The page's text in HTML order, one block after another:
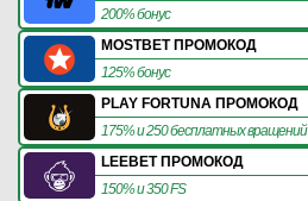
200% бонус
MOSTBET ПРОМОКОД
125% бонус
PLAY FORTUNA ПРОМОКОД
175% и 250 бесплатных вращений
LEEBET ПРОМОКОД
150% и 350 FS